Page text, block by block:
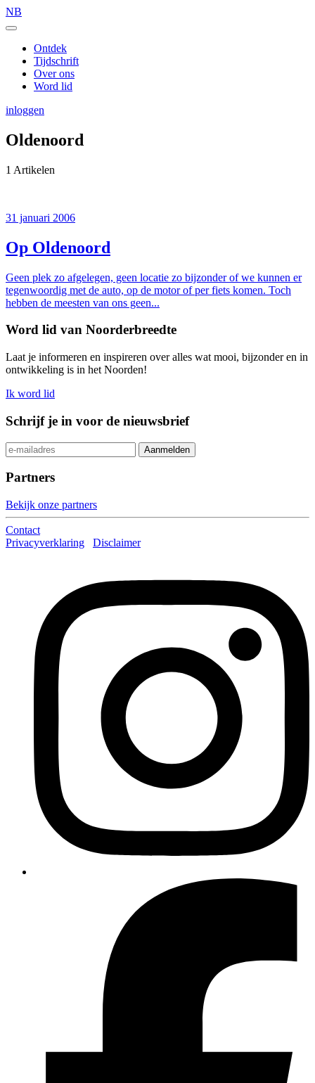
NB
Ontdek
Tijdschrift
Over ons
Word lid
inloggen
Oldenoord
1 Artikelen
31 januari 2006
Op Oldenoord
Geen plek zo afgelegen, geen locatie zo bijzonder of we kunnen er
tegenwoordig met de auto, op de motor of per fiets komen. Toch
hebben de meesten van ons geen...
Word lid van Noorderbreedte
Laat je informeren en inspireren over alles wat mooi, bijzonder en in
ontwikkeling is in het Noorden!
Ik word lid
Schrijf je in voor de nieuwsbrief
Partners
Bekijk onze partners
Contact
Privacyverklaring
Disclaimer